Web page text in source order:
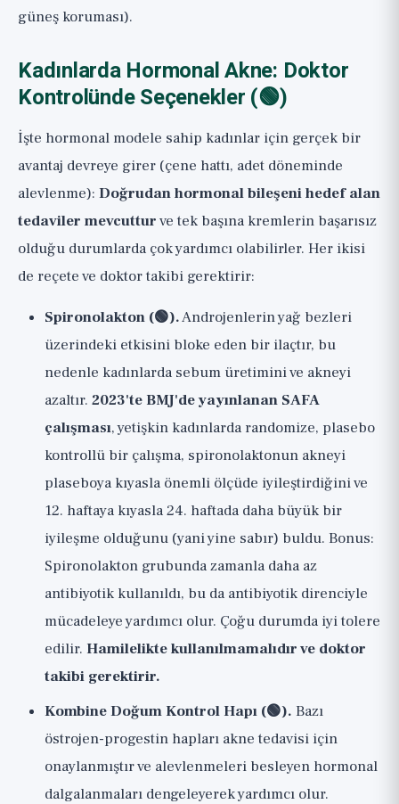
güneş koruması).
Kadınlarda Hormonal Akne: Doktor
Kontrolünde Seçenekler (🟢)
İşte hormonal modele sahip kadınlar için gerçek bir
avantaj devreye girer (çene hattı, adet döneminde
alevlenme): Doğrudan hormonal bileşeni hedef alan
tedaviler mevcutturve tek başına kremlerin başarısız
olduğu durumlarda çok yardımcı olabilirler. Her ikisi
de reçete ve doktor takibi gerektirir:
Spironolakton (🟢).Androjenlerin yağ bezleri
üzerindeki etkisini bloke eden bir ilaçtır, bu
nedenle kadınlarda sebum üretimini ve akneyi
azaltır. 2023'te BMJ'de yayınlanan SAFA
çalışması, yetişkin kadınlarda randomize, plasebo
kontrollü bir çalışma, spironolaktonun akneyi
plaseboya kıyasla önemli ölçüde iyileştirdiğini ve
12. haftaya kıyasla 24. haftada daha büyük bir
iyileşme olduğunu (yani yine sabır) buldu. Bonus:
Spironolakton grubunda zamanla daha az
antibiyotik kullanıldı, bu da antibiyotik direnciyle
mücadeleye yardımcı olur. Çoğu durumda iyi tolere
edilir. Hamilelikte kullanılmamalıdır ve doktor
takibi gerektirir.
Kombine Doğum Kontrol Hapı (🟢). Bazı
östrojen-progestin hapları akne tedavisi için
onaylanmıştır ve alevlenmeleri besleyen hormonal
dalgalanmaları dengeleyerek yardımcı olur.